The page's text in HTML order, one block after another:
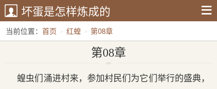
坏蛋是怎样炼成的
当前位置： 首页 红蝗 第08章
第08章
蝗虫们涌进村来，参加村民们为它们举行的盛典，